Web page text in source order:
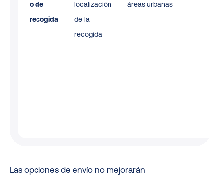
o de
recogida
localización
de la
recogida
áreas urbanas
Las opciones de envío no mejorarán